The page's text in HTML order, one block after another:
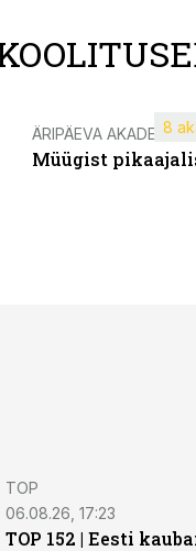
ÄRIPÄEVA AKADEEMIA
Müügist
8
TOP
06.08.26, 17:23
TOP 152 | Eesti